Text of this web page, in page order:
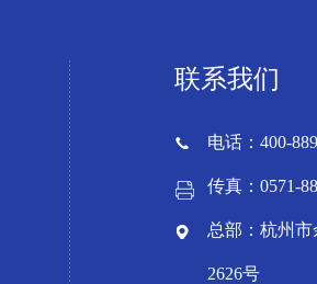
联系我们
电话：400-
传真：0571-
总部：杭州
2626号